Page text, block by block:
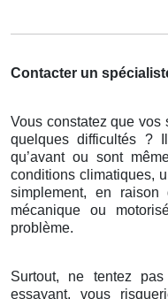
Contacter un
Vous constatez que vos
quelques difficultés ?
qu’avant ou sont
conditions climatiques,
simplement, en
mécanique ou
problème.
Surtout, ne tentez
essayant, vous